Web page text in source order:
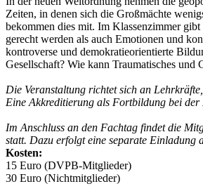
Zeiten, in denen sich die Großmächte
bekommen dies mit. Im Klassenzimmer
gerecht werden als auch Emotionen und
kontroverse und demokratieorientierte
Gesellschaft? Wie kann Traumatisches
Die Veranstaltung richtet sich an
Eine Akkreditierung als Fortbildung bei der
Im Anschluss an den Fachtag findet die
statt. Dazu erfolgt eine separate
Kosten:
15 Euro (DVPB-Mitglieder)
30 Euro (Nichtmitglieder)